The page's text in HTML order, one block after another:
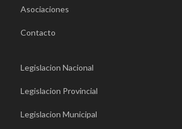
Asociaciones
Contacto
Legislacion Nacional
Legislacion Provincial
Legislacion Municipal